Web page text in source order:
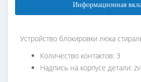
Информационная
Устройство блокировки люка
Количество контактов: 3
Надпись на корпусе детали: